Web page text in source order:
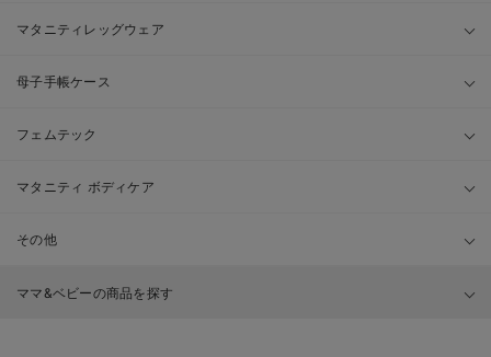
マタニティレッグウェア
母子手帳ケース
フェムテック
マタニティ ボディケア
その他
ママ&ベビーの商品を探す